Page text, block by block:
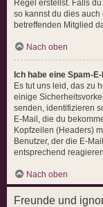
Regel erstellst. Falls
so kannst du dies
betreffenden Mitglied
Nach oben
Ich habe eine Spam-
Es tut uns leid, das zu
einige
senden, identifizieren
E-Mail, die du
Kopfzeilen (Headers)
Benutzer, der die E-
entsprechend
Nach oben
Freunde und